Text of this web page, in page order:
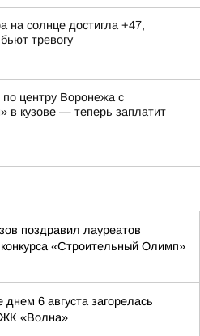
на солнце достигла +47,
тревогу
по центру Воронежа с
в кузове — теперь заплатит
поздравил лауреатов
конкурса «Строительный Олимп»
6 августа загорелась
ЖК «Волна»